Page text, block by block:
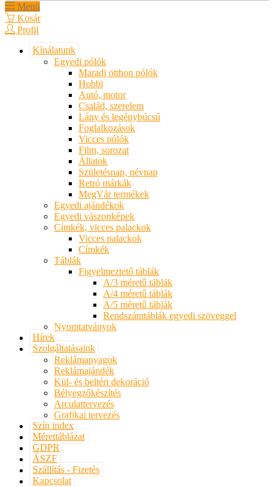
Menü
Kosár
Profil
Kínálatunk
Egyedi pólók
Maradj otthon pólók
Hobbi
Autó, motor
Család, szerelem
Lány és legénybúcsú
Foglalkozások
Vicces pólók
Film, sorozat
Állatok
Születésnap, névnap
Retró márkák
MegVár termékek
Egyedi ajándékok
Egyedi vászonképek
Címkék, vicces palackok
Vicces palackok
Címkék
Táblák
Figyelmeztető táblák
A/3 méretű táblák
A/4 méretű táblák
A/5 méretű táblák
Rendszámtáblák egyedi szöveggel
Nyomtatványok
Hírek
Szolgáltatásaink
Reklámanyagok
Reklámajándék
Kül- és beltéri dekoráció
Bélyegzőkészítés
Arculattervezés
Grafikai tervezés
Szín index
Mérettáblázat
GDPR
ÁSZF
Szállítás - Fizetés
Kapcsolat